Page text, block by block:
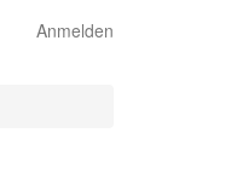
Anmelden